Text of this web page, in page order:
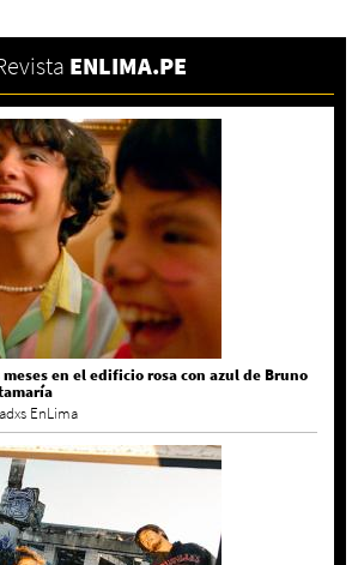
ENLIMA.PE
meses en el edificio rosa con azul de Bruno
EnLima